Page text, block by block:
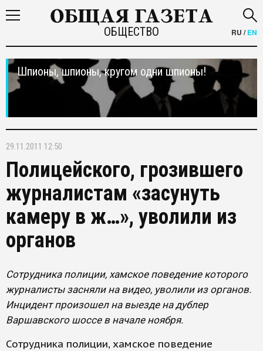
ОБЩЕСТВО RU /EN
Шпионы, шпионы, кругом одни шпионы!
29.11.2011 12:50
Полицейского, грозившего
журналистам «засунуть
камеру в ж…», уволили из
органов
Сотрудника полиции, хамское поведение которого
журналисты засняли на видео, уволили из органов.
Инцидент произошел на выезде на дублер
Варшавского шоссе в начале ноября.
Сотрудника полиции, хамское поведение